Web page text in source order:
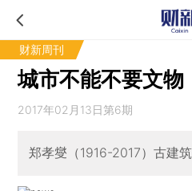
财新周刊
城市不能不要文物
2017年02月13日第6期
郑孝燮（1916-2017）古建